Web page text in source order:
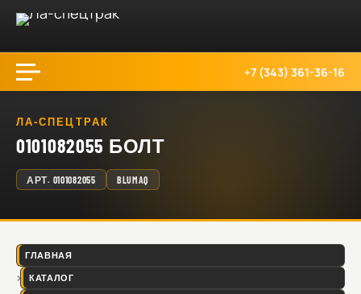
+7 (343) 361-36-16
ЛА-СПЕЦТРАК
0101082055 БОЛТ
АРТ. 0101082055 BLUMAQ
ГЛАВНАЯ
КАТАЛОГ